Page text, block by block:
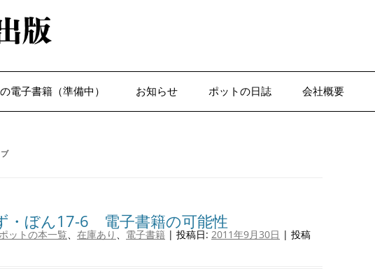
電子書籍（準備中） お知らせ ポットの日誌 会社概要
・ぼん17-6 電子書籍の可能性
ットの本一覧、 在庫あり 、 電子書籍 | 投稿日: 2011年9月30日 | 投稿